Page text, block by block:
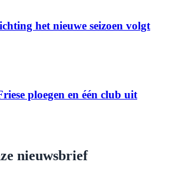
het nieuwe seizoen volgt
ploegen en één club uit
nieuwsbrief